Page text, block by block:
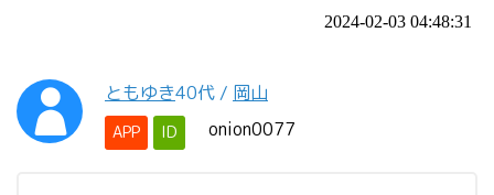
2024-02-03 04:48:31
ともゆき40代 / 岡山
APP ID onion0077